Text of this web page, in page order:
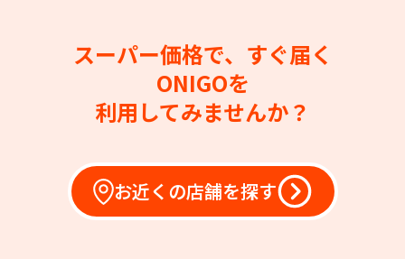
スーパー価格で、すぐ届く
ONIGOを
利用してみませんか？
お近くの店舗を探す